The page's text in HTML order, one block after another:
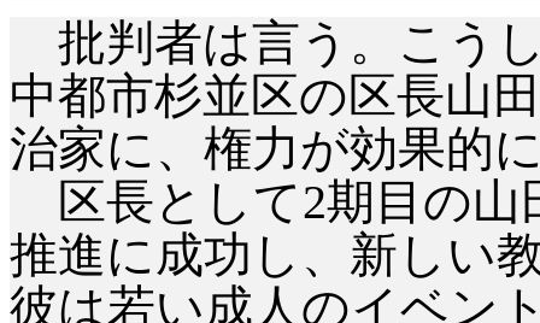
批判者は言う。こう
中都市杉並区の区長山
治家に、権力が効果的
区長として2期目の山
推進に成功し、新しい
彼は若い成人のイベン